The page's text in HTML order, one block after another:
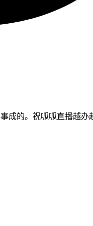
成的。祝呱呱直播越